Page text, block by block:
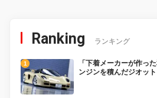
Ranking ランキング
「下着メーカーが作っ
ンジンを積んだジオッ